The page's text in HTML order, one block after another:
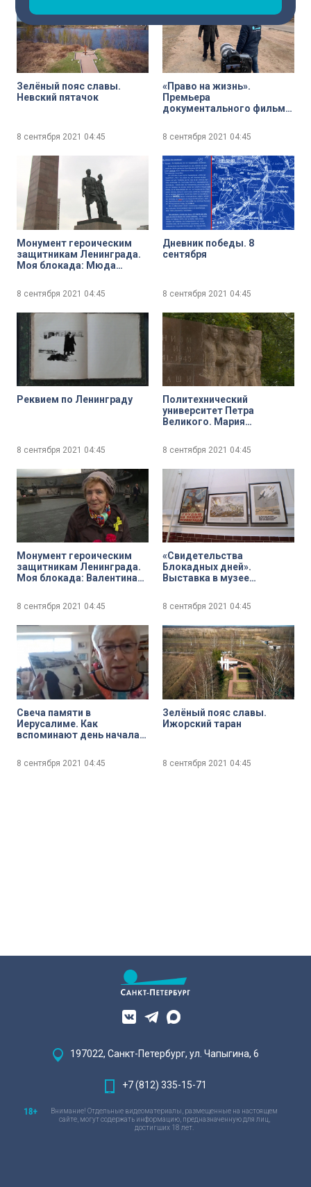
Зелёный пояс славы.
Невский пятачок
8 сентября 2021 04:45
«Право на жизнь».
Премьера
документального фильма
Петербурге»
8 сентября 2021 04:45
Монумент героическим
защитникам Ленинграда.
Моя блокада: Мюда
8 сентября 2021 04:45
Дневник победы. 8
сентября
8 сентября 2021 04:45
Реквием по Ленинграду
8 сентября 2021 04:45
Политехнический
университет Петра
Великого. Мария
Роман Панов, ведущий
специалист музея истории
воинов-политехников
8 сентября 2021 04:45
Монумент героическим
защитникам Ленинграда.
Моя блокада: Валентина
8 сентября 2021 04:45
«Свидетельства
Блокадных дней».
Выставка в музее
роли «печатного слова» в
годы Великой
Отечественной войны
8 сентября 2021 04:45
Свеча памяти в
Иерусалиме. Как
вспоминают день начала
8 сентября 2021 04:45
Зелёный пояс славы.
Ижорский таран
8 сентября 2021 04:45
197022, Санкт-Петербург, ул. Чапыгина, 6
+7 (812) 335-15-71
Внимание! Отдельные видеоматериалы, размещенные на настоящем
сайте, могут содержать информацию, предназначенную для лиц,
достигших 18 лет.